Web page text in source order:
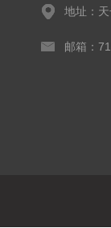
地址：
邮箱：